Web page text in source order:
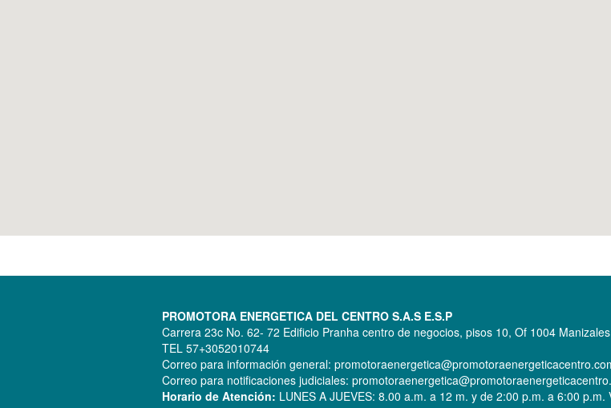
PROMOTORA ENERGETICA DEL CENTRO S.A.S E.S.P
Carrera 23c No. 62- 72 Edificio Pranha centro de negocios, pisos 10, Of 1004
TEL 57+3052010744
Correo para información general:
Correo para notificaciones judiciales:
Horario de Atención: LUNES A JUEVES: 8.00 a.m. a 12 m. y de 2:00 p.m. a 6:00